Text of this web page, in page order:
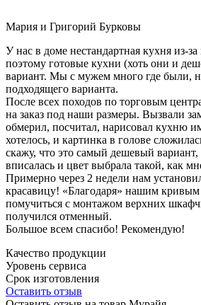
Мария и Григорий Бурковы
У нас в доме нестандартная кухня из-
поэтому готовые кухни (хоть они и
вариант. Мы с мужем много где были,
подходящего варианта.
После всех походов по торговым
на заказ под наши размеры. Вызвали
обмерил, посчитал, нарисовал кухню
хотелось, и картинка в голове
скажу, что это самый дешевый
вписалась и цвет выбрала такой, как
Примерно через 2 недели нам
красавицу! «Благодаря» нашим
помучиться с монтажом верхних
получился отменный.
Большое всем спасибо! Рекомендую!
Качество продукции
Уровень сервиса
Срок изготовления
Оставить отзыв